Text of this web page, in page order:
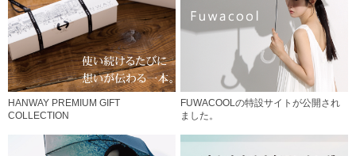
HANWAY PREMIUM GIFT
COLLECTION
FUWACOOLの特設サイトが公開され
ました。